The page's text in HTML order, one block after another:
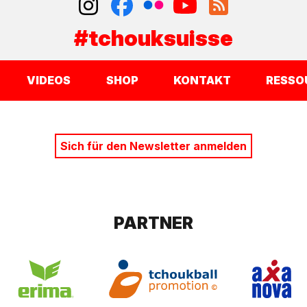
#tchouksuisse
VIDEOS SHOP KONTAKT
Sich für den Newsletter anmelden
PARTNER